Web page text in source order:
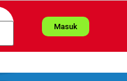
Masuk